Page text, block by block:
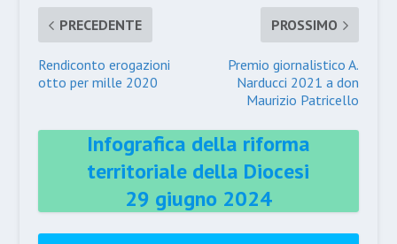
PRECEDENTE
Rendiconto erogazioni
otto per mille 2020
PROSSIMO
Premio giornalistico A.
Narducci 2021 a don
Maurizio Patricello
Infografica della riforma
territoriale della Diocesi
29 giugno 2024